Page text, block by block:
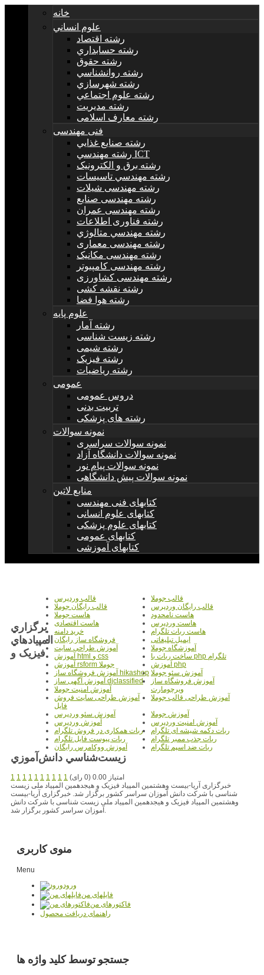
خانه
علوم انساني
رشته اقتصاد
رشته حسابداري
رشته حقوق
رشته روانشناسي
رشته شهرسازي
رشته علوم اجتماعي
رشته مديريت
رشته معارف اسلامی
فنی مهندسی
رشته صنايع غذايي
رشته مهندسي ICT
رشته برق و الکترونيک
رشته مهندسي تاسيسات
رشته مهندسی شیلات
رشته مهندسی صنایع
رشته مهندسی عمران
رشته فناوری اطلاعات
رشته مهندسي متالوژي
رشته مهندسی معماری
رشته مهندسی مکانیک
رشته مهندسی کامپیوتر
رشته مهندسی کشاورزی
رشته نقشه کشی
رشته هوا فضا
علوم پایه
رشته آمار
رشته زیست شناسی
رشته شیمی
رشته فیزیک
رشته ریاضیات
عمومی
دروس عمومی
تربیت بدنی
رشته های پزشکی
نمونه سوالات
نمونه سوالات سراسری
نمونه سوالات دانشگاه آزاد
نمونه سوالات پیام نور
نمونه سوالات پیش دانشگاهی
منابع لاتین
کتابهای فنی مهندسی
کتابهای علوم انسانی
کتابهای علوم پزشکی
کتابهای عمومی
کتابهای آموزشی
قالب جوملا
قالب وردپرس
قالب رایگان وردپرس
قالب رایگان جوملا
هاست نامحدود
هاست جوملا
هاست وردپرس
هاست اقتصادی
هاست ربات تلگرام
خرید دامنه
ایمیل تبلیغاتی
فروشگاه ساز رایگان
آموزشگاه جوملا
آموزش طراحی سایت
ساخت ربات با php تلگرام
آموزش html و css
آموزش php
آموزش rsform جوملا
آموزش سئو جوملا آموزش فروشگاه ساز hikashop
آموزش فروشگاه ساز
ویرچومارت
آموزش آگهی ساز djclassified
آموزش امنیت جوملا
آموزش طراحی قالب جوملا
آموزش طراحی سایت فروش
فایل
آموزش جوملا
آموزش سئو وردپرس
آموزش امنیت وردپرس
آموزش وردپرس
ربات دکمه شیشه ای تلگرام
ربات همکاری در فروش تلگرام
ربات جذب ممبر تلگرام
ربات پیوست فایل تلگرام
ربات ضد اسپم تلگرام
آموزش ووکامرس رایگان
برگزاري
المپيادهاي
فيزيک و
زيست‌شناسي دانش‌آموزي
1 1 1 1 1 1 1 1 1 1
امتیاز 0.00 (0 رای)
خبرگزاری آریا-بیست وهشتمین المپیاد فیزیک و هیجدهمین المپیاد ملی زیست
شناسی با شرکت دانش آموزان سراسر کشور برگزار شد. خبرگزاری آریا-بیست
وهشتمین المپیاد فیزیک و هیجدهمین المپیاد ملی زیست شناسی با شرکت دانش
آموزان سراسر کشور برگزار شد.
منوی کاربری
Menu
ورود
فایلهای من
فاکتورهای من
راهنمای دریافت محصول
جستجو توسط کلید واژه ها